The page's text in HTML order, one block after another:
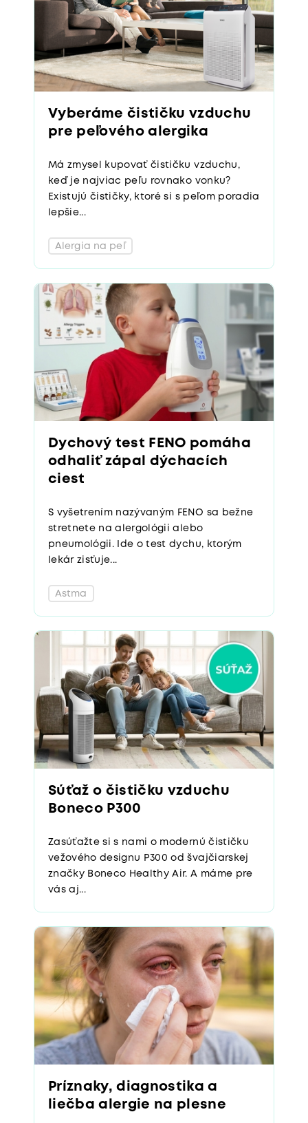
Vyberáme čističku vzduchu
pre peľového alergika
Má zmysel kupovať čističku vzduchu,
keď je najviac peľu rovnako vonku?
Existujú čističky, ktoré si s peľom poradia
lepšie...
Alergia na peľ
Dychový test FENO pomáha
odhaliť zápal dýchacích
ciest
S vyšetrením nazývaným FENO sa bežne
stretnete na alergológii alebo
pneumológii. Ide o test dychu, ktorým
lekár zisťuje...
Astma
Súťaž o čističku vzduchu
Boneco P300
Zasúťažte si s nami o modernú čističku
vežového designu P300 od švajčiarskej
značky Boneco Healthy Air. A máme pre
vás aj...
Príznaky, diagnostika a
liečba alergie na plesne